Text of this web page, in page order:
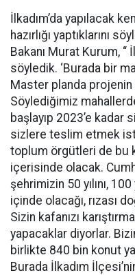
İlkadım’da yapılacak
hazırlığı yaptıklarını
Bakanı Murat Kurum, “
söyledik. ‘Burada bir
Master planda
Söylediğimiz
başlayıp 2023’e kadar
sizlere teslim etmek
toplum örgütleri de bu
içerisinde olacak.
şehrimizin 50 yılını, 100
içinde olacağı, rızası
Sizin kafanızı
yapacaklar diyorlar.
birlikte 840 bin konut
Burada İlkadım